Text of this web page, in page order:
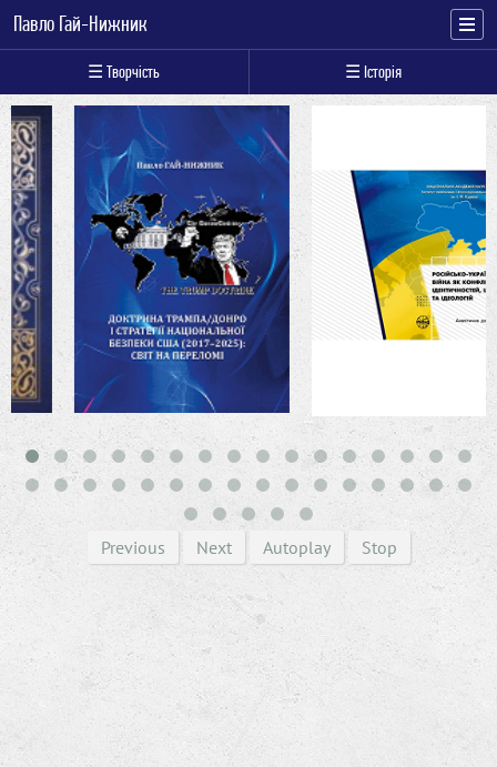
Павло Гай-Нижник
☰ Творчість ☰ Історія
Previous Next Autoplay Stop